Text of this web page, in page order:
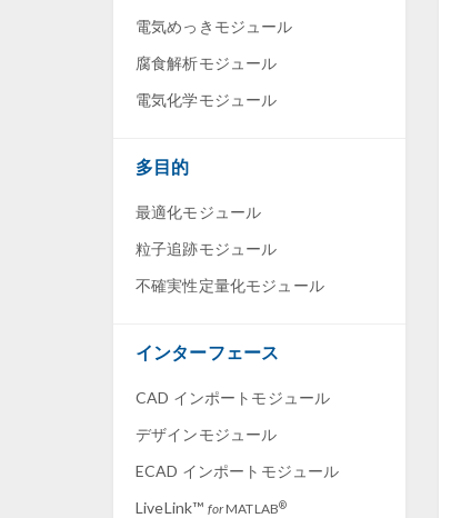
電気めっきモジュール
腐食解析モジュール
電気化学モジュール
多目的
最適化モジュール
粒子追跡モジュール
不確実性定量化モジュール
インターフェース
CAD インポートモジュール
デザインモジュール
ECAD インポートモジュール
LiveLink™ forMATLAB®